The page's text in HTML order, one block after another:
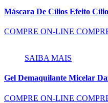
Máscara De Cílios Efeito
COMPRE ON-LINE
SAIBA MAIS
Gel Demaquilante Micelar
COMPRE ON-LINE